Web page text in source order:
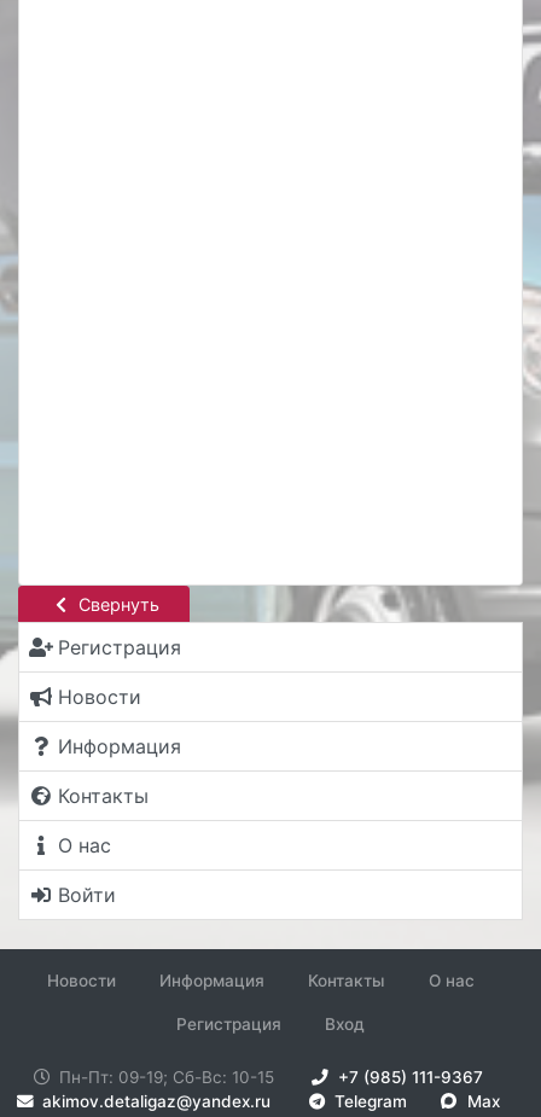
Свернуть
Регистрация
Новости
Информация
Контакты
О нас
Войти
Новости Информация Контакты О нас
Регистрация Вход
Пн-Пт: 09-19; Сб-Вс: 10-15
+7 (985) 111-9367
akimov.detaligaz@yandex.ru
Telegram Max